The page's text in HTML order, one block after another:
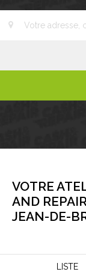
VOTRE
AND
JEAN-DE-
LISTE